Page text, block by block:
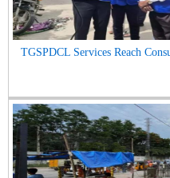
TGSPDCL Services Reach